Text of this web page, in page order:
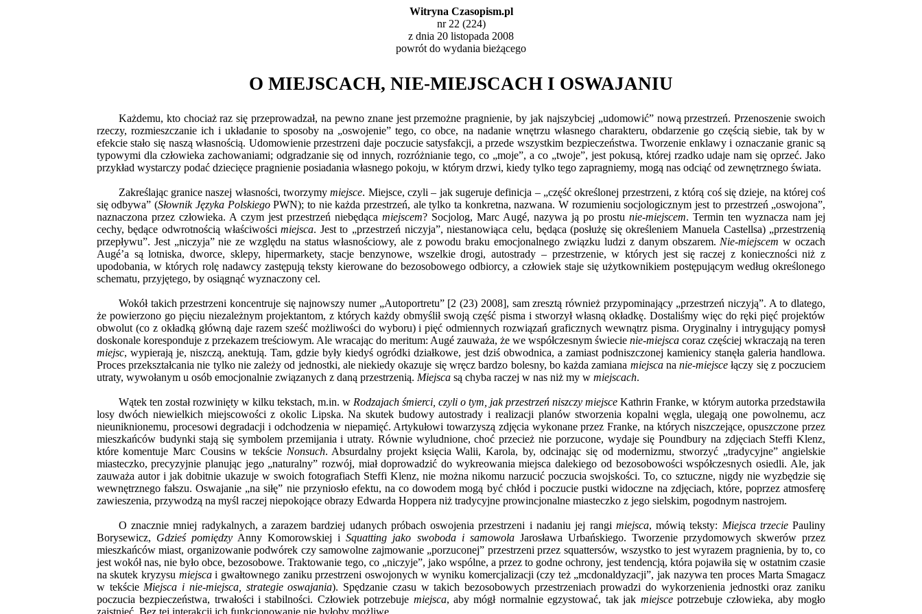
Witryna Czasopism.pl
nr 22 (224)
z dnia 20 listopada 2008
powrót do wydania bieżącego
O MIEJSCACH, NIE-MIEJSCACH I OSWAJANIU
Każdemu, kto chociaż raz się przeprowadzał, na pewno znane jest przemożne pragnienie, by jak najszybciej „udomowić” nową przestrzeń. Przenoszenie swoich
rzeczy, rozmieszczanie ich i układanie to sposoby na „oswojenie” tego, co obce, na nadanie wnętrzu własnego charakteru, obdarzenie go częścią siebie, tak by w
efekcie stało się naszą własnością. Udomowienie przestrzeni daje poczucie satysfakcji, a przede wszystkim bezpieczeństwa. Tworzenie enklawy i oznaczanie granic są
typowymi dla człowieka zachowaniami; odgradzanie się od innych, rozróżnianie tego, co „moje”, a co „twoje”, jest pokusą, której rzadko udaje nam się oprzeć. Jako
przykład wystarczy podać dziecięce pragnienie posiadania własnego pokoju, w którym drzwi, kiedy tylko tego zapragniemy, mogą nas odciąć od zewnętrznego świata.
Zakreślając granice naszej własności, tworzymymiejsce. Miejsce, czyli – jak sugeruje definicja – „część określonej przestrzeni, z którą coś się dzieje, na której coś
się odbywa” (Słownik Języka PolskiegoPWN); to nie każda przestrzeń, ale tylko ta konkretna, nazwana. W rozumieniu socjologicznym jest to przestrzeń „oswojona”,
naznaczona przez człowieka. A czym jest przestrzeń niebędąca miejscem? Socjolog, Marc Augé, nazywa ją po prostunie-miejscem. Termin ten wyznacza nam jej
cechy, będące odwrotnością właściwościmiejsca. Jest to „przestrzeń niczyja”, niestanowiąca celu, będąca (posłużę się określeniem Manuela Castellsa) „przestrzenią
przepływu”. Jest „niczyja” nie ze względu na status własnościowy, ale z powodu braku emocjonalnego związku ludzi z danym obszarem. Nie-miejscem w oczach
Augé’a są lotniska, dworce, sklepy, hipermarkety, stacje benzynowe, wszelkie drogi, autostrady – przestrzenie, w których jest się raczej z konieczności niż z
upodobania, w których rolę nadawcy zastępują teksty kierowane do bezosobowego odbiorcy, a człowiek staje się użytkownikiem postępującym według określonego
schematu, przyjętego, by osiągnąć wyznaczony cel.
Wokół takich przestrzeni koncentruje się najnowszy numer „Autoportretu” [2 (23) 2008], sam zresztą również przypominający „przestrzeń niczyją”. A to dlatego,
że powierzono go pięciu niezależnym projektantom, z których każdy obmyślił swoją część pisma i stworzył własną okładkę. Dostaliśmy więc do ręki pięć projektów
obwolut (co z okładką główną daje razem sześć możliwości do wyboru) i pięć odmiennych rozwiązań graficznych wewnątrz pisma. Oryginalny i intrygujący pomysł
doskonale koresponduje z przekazem treściowym. Ale wracając do meritum: Augé zauważa, że we współczesnym świecienie-miejsca coraz częściej wkraczają na teren
miejsc, wypierają je, niszczą, anektują. Tam, gdzie były kiedyś ogródki działkowe, jest dziś obwodnica, a zamiast podniszczonej kamienicy stanęła galeria handlowa.
Proces przekształcania nie tylko nie zależy od jednostki, ale niekiedy okazuje się wręcz bardzo bolesny, bo każda zamiana miejscananie-miejsce łączy się z poczuciem
utraty, wywołanym u osób emocjonalnie związanych z daną przestrzenią. Miejscasą chyba raczej w nas niż my w miejscach.
Wątek ten został rozwinięty w kilku tekstach, m.in. w Rodzajach śmierci, czyli o tym, jak przestrzeń niszczy miejsce Kathrin Franke, w którym autorka przedstawiła
losy dwóch niewielkich miejscowości z okolic Lipska. Na skutek budowy autostrady i realizacji planów stworzenia kopalni węgla, ulegają one powolnemu, acz
nieuniknionemu, procesowi degradacji i odchodzenia w niepamięć. Artykułowi towarzyszą zdjęcia wykonane przez Franke, na których niszczejące, opuszczone przez
mieszkańców budynki stają się symbolem przemijania i utraty. Równie wyludnione, choć przecież nie porzucone, wydaje się Poundbury na zdjęciach Steffi Klenz,
które komentuje Marc Cousins w tekście Nonsuch. Absurdalny projekt księcia Walii, Karola, by, odcinając się od modernizmu, stworzyć „tradycyjne” angielskie
miasteczko, precyzyjnie planując jego „naturalny” rozwój, miał doprowadzić do wykreowania miejsca dalekiego od bezosobowości współczesnych osiedli. Ale, jak
zauważa autor i jak dobitnie ukazuje w swoich fotografiach Steffi Klenz, nie można nikomu narzucić poczucia swojskości. To, co sztuczne, nigdy nie wyzbędzie się
wewnętrznego fałszu. Oswajanie „na siłę” nie przyniosło efektu, na co dowodem mogą być chłód i poczucie pustki widoczne na zdjęciach, które, poprzez atmosferę
zawieszenia, przywodzą na myśl raczej niepokojące obrazy Edwarda Hoppera niż tradycyjne prowincjonalne miasteczko z jego sielskim, pogodnym nastrojem.
O znacznie mniej radykalnych, a zarazem bardziej udanych próbach oswojenia przestrzeni i nadaniu jej rangi miejsca, mówią teksty: Miejsca trzeciePauliny
Borysewicz, Gdzieś pomiędzyAnny Komorowskiej iSquatting jako swoboda i samowolaJarosława Urbańskiego. Tworzenie przydomowych skwerów przez
mieszkańców miast, organizowanie podwórek czy samowolne zajmowanie „porzuconej” przestrzeni przez squattersów, wszystko to jest wyrazem pragnienia, by to, co
jest wokół nas, nie było obce, bezosobowe. Traktowanie tego, co „niczyje”, jako wspólne, a przez to godne ochrony, jest tendencją, która pojawiła się w ostatnim czasie
na skutek kryzysu miejscai gwałtownego zaniku przestrzeni oswojonych w wyniku komercjalizacji (czy też „mcdonaldyzacji”, jak nazywa ten proces Marta Smagacz
w tekście Miejsca i nie-miejsca, strategie oswajania). Spędzanie czasu w takich bezosobowych przestrzeniach prowadzi do wykorzenienia jednostki oraz zaniku
poczucia bezpieczeństwa, trwałości i stabilności. Człowiek potrzebuje miejsca, aby mógł normalnie egzystować, tak jak miejscepotrzebuje człowieka, aby mogło